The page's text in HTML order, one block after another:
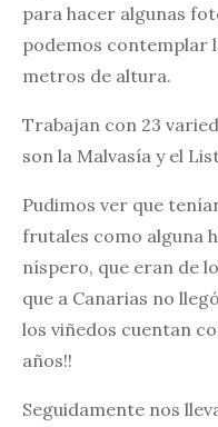
para hacer algunas
podemos contemplar
metros de altura.
Trabajan con 23
son la Malvasía y el
Pudimos ver que
frutales como alguna
níspero, que eran de
que a Canarias no
los viñedos cuentan
años!!
Seguidamente nos